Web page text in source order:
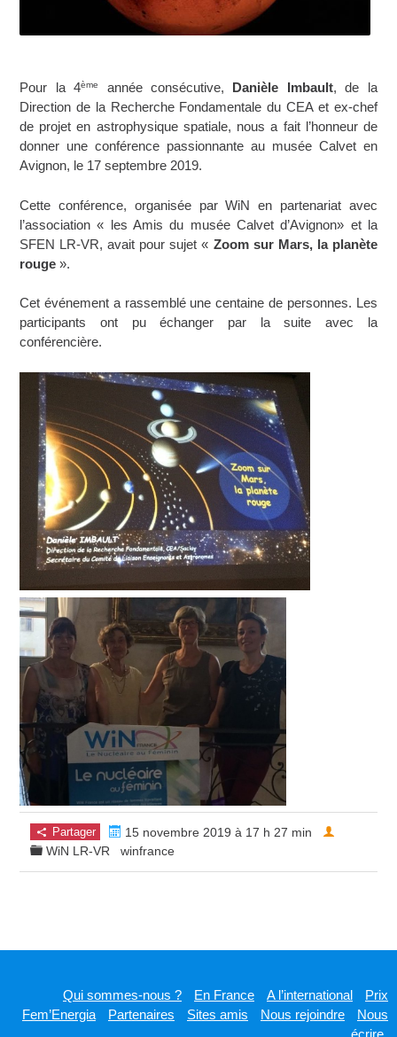
Pour la 4ème année consécutive, Danièle Imbault, de la
Direction de la Recherche Fondamentale du CEA et ex-chef
de projet en astrophysique spatiale, nous a fait l’honneur de
donner une conférence passionnante au musée Calvet en
Avignon, le 17 septembre 2019.
Cette conférence, organisée par WiN en partenariat avec
l’association « les Amis du musée Calvet d’Avignon» et la
SFEN LR-VR, avait pour sujet « Zoom sur Mars, la planète
rouge».
Cet événement a rassemblé une centaine de personnes. Les
participants ont pu échanger par la suite avec la
conférencière.
Partager
15 novembre 2019 à 17 h 27 min
WiN LR-VR
winfrance
Qui sommes-nous ? En France A l’international
Prix
Fem’Energia
Partenaires Sites amis Nous rejoindre
Nous
écrire